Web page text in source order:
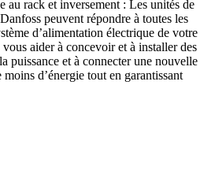
au rack et inversement : Les unités de
peuvent répondre à toutes les
d’alimentation électrique de votre
aider à concevoir et à installer des
puissance et à connecter une nouvelle
d’énergie tout en garantissant